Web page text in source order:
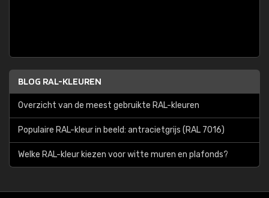
BLOG RAL-KLEUREN
Overzicht van de meest gebruikte RAL-kleuren
Populaire RAL-kleur in beeld: antracietgrijs (RAL 7016)
Welke RAL-kleur kiezen voor witte muren en plafonds?